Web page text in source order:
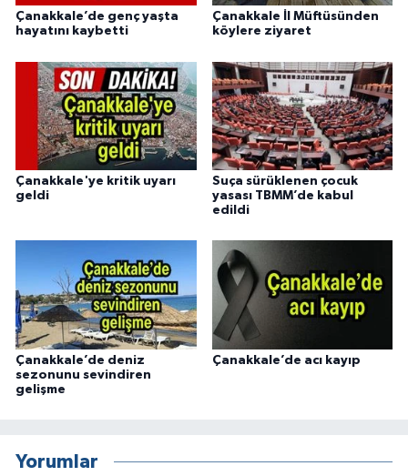
Çanakkale’de genç yaşta
hayatını kaybetti
Çanakkale İl Müftüsünden
köylere ziyaret
Çanakkale'ye kritik uyarı
geldi
Suça sürüklenen çocuk
yasası TBMM’de kabul
edildi
Çanakkale’de deniz
sezonunu sevindiren
gelişme
Çanakkale’de acı kayıp
Yorumlar